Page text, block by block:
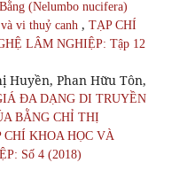
(Nelumbo nucifera)
vi thuỷ canh , TẠP CHÍ
LÂM NGHIỆP: Tập 12
Huyền, Phan Hữu Tôn,
ĐA DẠNG DI TRUYỀN
BẰNG CHỈ THỊ
CHÍ KHOA HỌC VÀ
Số 4 (2018)